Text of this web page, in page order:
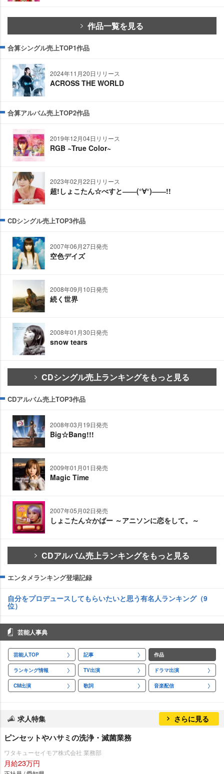
作品一覧を見る
合算シングル売上TOP1作品
2024年11月20日リリース
ACROSS THE WORLD
合算アルバム売上TOP2作品
2019年12月04日リリース
RGB ~True Color~
2023年02月22日リリース
超!しょこたん☆べすと――(°∀°)――!!
CDシングル売上TOP3作品
2007年06月27日発売
空色デイズ
2008年09月10日発売
続く世界
2008年01月30日発売
snow tears
CDシングル売上ランキングをもっと見る
CDアルバム売上TOP3作品
2008年03月19日発売
Big☆Bang!!!
2009年01月01日発売
Magic Time
2007年05月02日発売
しょこたん☆かばー ～アニソンに恋をして。～
CDアルバム売上ランキングをもっと見る
エンタメランキング登場記録
自分をプロデュースしてもらいたいと思う有名人ランキング（9
位）
芸能人事典
芸能人TOP 記事 作品
ランキング情報 TV出演 ドラマ出演
CM出演 歌詞 音楽配信
求人特集 さらに見る
ピンセットやハサミの洗浄・滅菌業務
ワタキューセイモア株式会社 業務部
月給23万円